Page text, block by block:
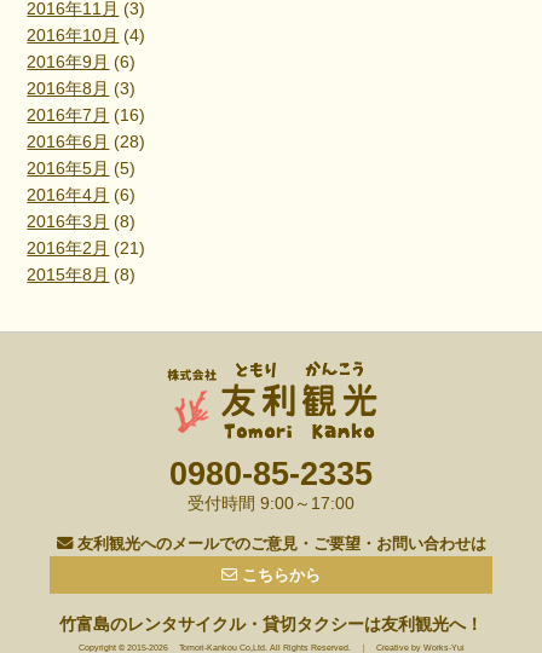
2016年11月 (3)
2016年10月 (4)
2016年9月 (6)
2016年8月 (3)
2016年7月 (16)
2016年6月 (28)
2016年5月 (5)
2016年4月 (6)
2016年3月 (8)
2016年2月 (21)
2015年8月 (8)
0980-85-2335
受付時間 9:00～17:00
友利観光へのメールでのご意見・ご要望・お問い合わせは
こちらから
竹富島のレンタサイクル・貸切タクシーは友利観光へ！
Copyright © 2015-2026 Tomori-Kankou Co,Ltd. All Rights Reserved. ｜ Creative by Works-Yui